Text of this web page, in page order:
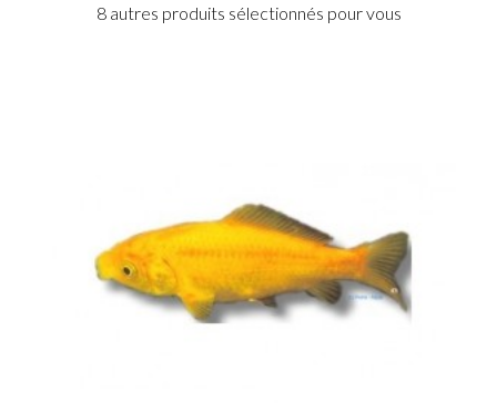
8 autres produits sélectionnés pour vous